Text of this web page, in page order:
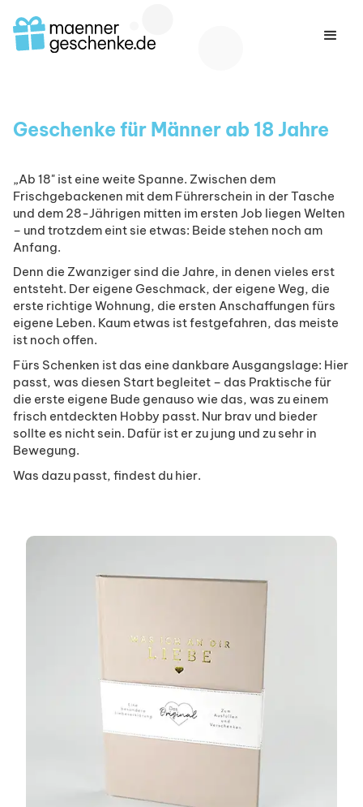
Geschenke für Männer ab 18 Jahre
„Ab 18" ist eine weite Spanne. Zwischen dem
Frischgebackenen mit dem Führerschein in der Tasche
und dem 28-Jährigen mitten im ersten Job liegen Welten
– und trotzdem eint sie etwas: Beide stehen noch am
Anfang.
Denn die Zwanziger sind die Jahre, in denen vieles erst
entsteht. Der eigene Geschmack, der eigene Weg, die
erste richtige Wohnung, die ersten Anschaffungen fürs
eigene Leben. Kaum etwas ist festgefahren, das meiste
ist noch offen.
Fürs Schenken ist das eine dankbare Ausgangslage: Hier
passt, was diesen Start begleitet – das Praktische für
die erste eigene Bude genauso wie das, was zu einem
frisch entdeckten Hobby passt. Nur brav und bieder
sollte es nicht sein. Dafür ist er zu jung und zu sehr in
Bewegung.
Was dazu passt, findest du hier.